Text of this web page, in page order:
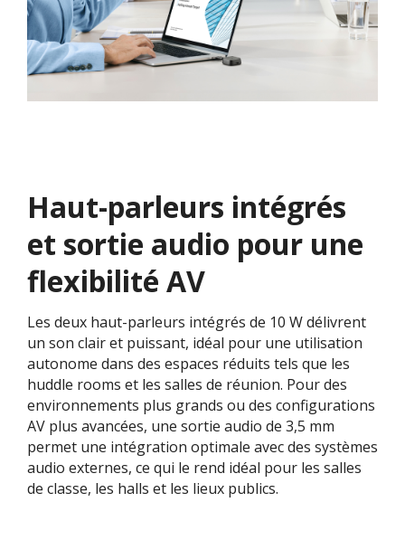
Haut-parleurs intégrés
et sortie audio pour une
flexibilité AV​​
Les deux haut-parleurs intégrés de 10 W délivrent
un son clair et puissant, idéal pour une utilisation
autonome dans des espaces réduits tels que les
huddle rooms et les salles de réunion. Pour des
environnements plus grands ou des configurations
AV plus avancées, une sortie audio de 3,5 mm
permet une intégration optimale avec des systèmes
audio externes, ce qui le rend idéal pour les salles
de classe, les halls et les lieux publics.​